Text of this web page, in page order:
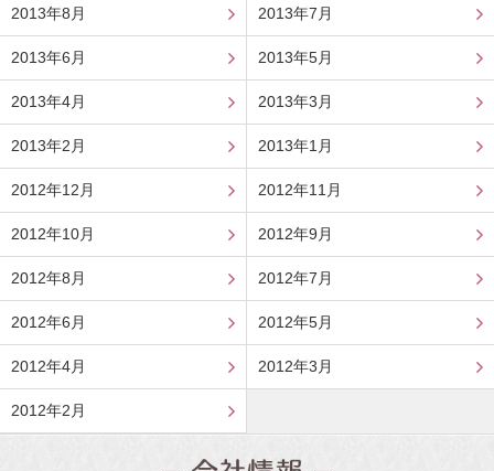
2013年8月 2013年7月
2013年6月 2013年5月
2013年4月 2013年3月
2013年2月 2013年1月
2012年12月 2012年11月
2012年10月 2012年9月
2012年8月 2012年7月
2012年6月 2012年5月
2012年4月 2012年3月
2012年2月